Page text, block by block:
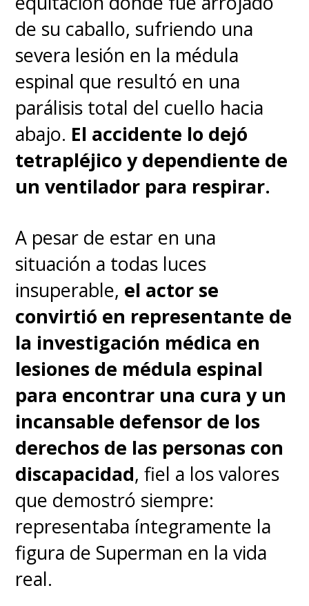
recaudó más de 1.000 millones
de dólares con un presupuesto
de alrededor de 55 millones.
Al final, era cuestión de tiempo y
de una buena negociación.
de su caballo, sufriendo una
severa lesión en la médula
espinal que resultó en una
parálisis total del cuello hacia
abajo. El accidente lo dejó
tetrapléjico y dependiente de
un ventilador para respirar.
A pesar de estar en una
situación a todas luces
insuperable, el actor se
convirtió en representante de
la investigación médica en
lesiones de médula espinal
para encontrar una cura y un
incansable defensor de los
derechos de las personas con
discapacidad, fiel a los valores
que demostró siempre:
representaba íntegramente la
figura de Superman en la vida
real.